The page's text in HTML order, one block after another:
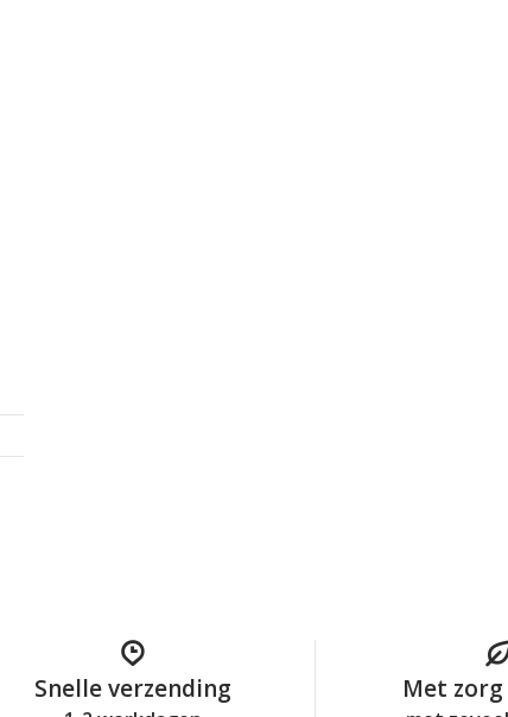
Snelle verzending Met